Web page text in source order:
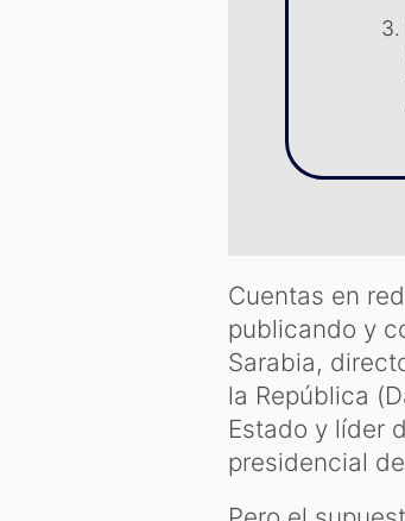
Cuentas en
publicando y
Sarabia,
la República
Estado y líder
presidencial